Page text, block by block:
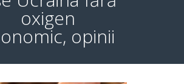
oxigen
opinii